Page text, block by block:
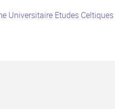
Universitaire Etudes Celtiques